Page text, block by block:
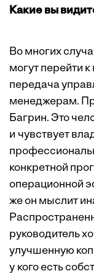
Какие вы
Во многих
могут перейти
передача
менеджерам.
Багрин. Это
и чувствует
конкретной
операционной
же он мыслит
руководитель
улучшенную
у кого есть